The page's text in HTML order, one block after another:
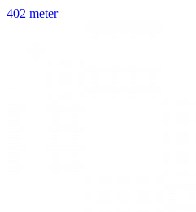
402 meter